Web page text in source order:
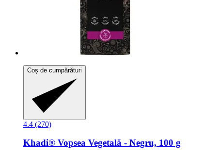
Coș de cumpărături
4.4 (270)
Khadi® Vopsea Vegetală -​ Negru, 100 g